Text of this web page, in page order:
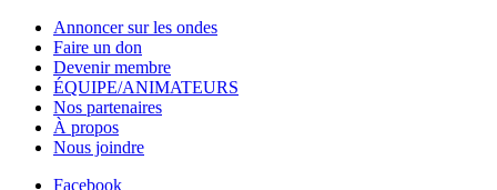
Annoncer sur les ondes
Faire un don
Devenir membre
ÉQUIPE/ANIMATEURS
Nos partenaires
À propos
Nous joindre
Facebook